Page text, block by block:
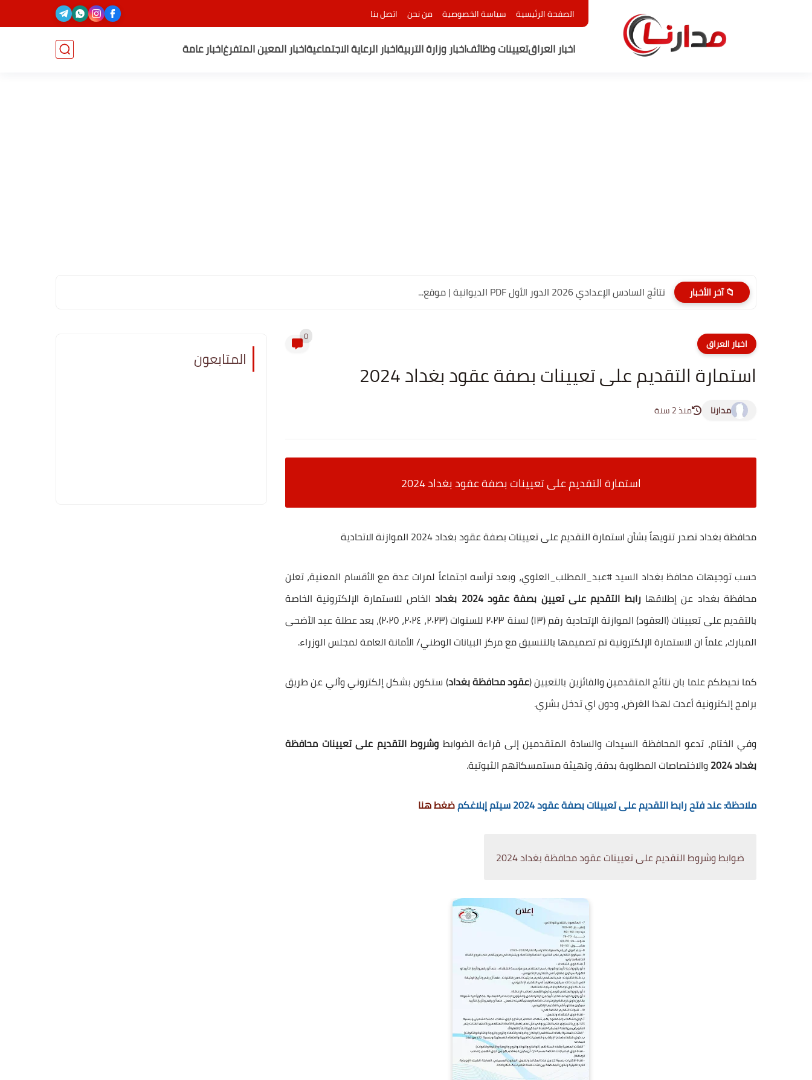
الصفحة الرئيسية سياسة الخصوصية من نحن اتصل بنا
اخبار العراقتعيينات وظائفاخبار وزارة التربيةاخبار الرعاية الاجتماعيةاخبار المعين المتفرغاخبار عامة
📁 آخر الأخبار نتائج السادس الإعدادي 2026 الدور الأول PDF الديوانية | موقع...
اخبار العراق 0
استمارة التقديم على تعيينات بصفة عقود بغداد 2024
مدارنا منذ 2 سنة
استمارة التقديم على تعيينات بصفة عقود بغداد 2024
محافظة بغداد تصدر تنويهاً بشأن استمارة التقديم على تعيينات بصفة عقود بغداد 2024 الموازنة الاتحادية
حسب توجيهات محافظ بغداد السيد #عبد_المطلب_العلوي، وبعد ترأسه اجتماعاً لمرات عدة مع الأقسام المعنية، تعلن
محافظة بغداد عن إطلاقهارابط التقديم على تعيين بصفة عقود 2024 بغداد
الخاص للاستمارة الإلكترونية الخاصة
بالتقديم على تعيينات (العقود) الموازنة الإتحادية رقم (١٣) لسنة ٢٠٢٣ للسنوات (٢٠٢٣، ٢٠٢٤، ٢٠٢٥)، بعد عطلة عيد الأضحى
المبارك، علماً ان الاستمارة الإلكترونية تم تصميمها بالتنسيق مع مركز البيانات الوطني/ الأمانة العامة لمجلس الوزراء.
كما نحيطكم علما بان نتائج المتقدمين والفائزين بالتعيين (عقود محافظة بغداد) ستكون بشكل إلكتروني وآلي عن طريق
برامج إلكترونية أعدت لهذا الغرض، ودون اي تدخل بشري.
وفي الختام، تدعو المحافظة السيدات والسادة المتقدمين إلى قراءة الضوابط وشروط التقديم على تعيينات محافظة
بغداد 2024
والاختصاصات المطلوبة بدقة، وتهيئة مستمسكاتهم الثبوتية.
ملاحظة: عند فتح رابط التقديم على تعيينات بصفة عقود 2024 سيتم إبلاغكم ضغط هنا
ضوابط وشروط التقديم على تعيينات عقود محافظة بغداد 2024
المتابعون